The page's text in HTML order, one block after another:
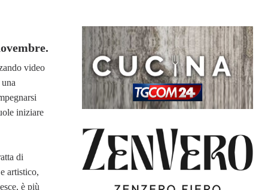
video
iniziare
di
artistico,
è più